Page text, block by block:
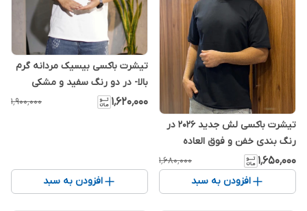
تیشرت باکسی لش جدید 2026 در
رنگ بندی خفن و فوق العاده
جذاب
۱٬۶۵۰٬۰۰۰ ۱٬۶۸۰٬۰۰۰
افزودن به سبد
تیشرت باکسی بیسیک مردانه گرم
بالا- در دو رنگ سفید و مشکی
۱٬۶۲۰٬۰۰۰ ۱٬۹۰۰٬۰۰۰
افزودن به سبد